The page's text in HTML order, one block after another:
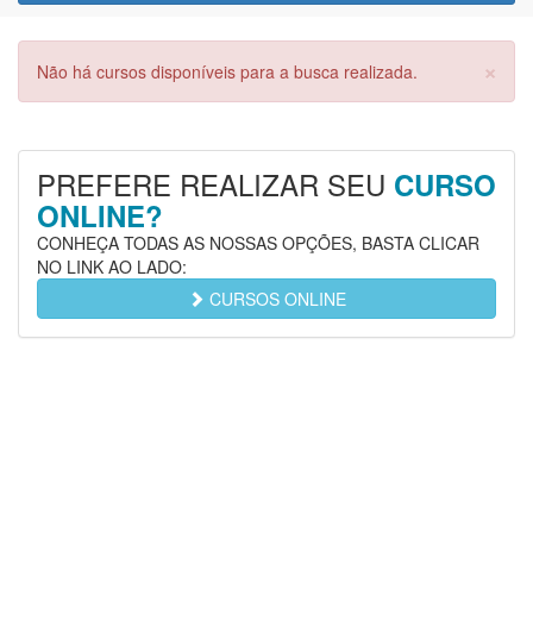
×
Não há cursos disponíveis para a busca realizada.
PREFERE REALIZAR SEU CURSO
ONLINE?
CONHEÇA TODAS AS NOSSAS OPÇÕES, BASTA CLICAR
NO LINK AO LADO:
CURSOS ONLINE